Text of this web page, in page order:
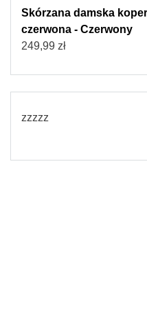
Skórzana damska
czerwona - Czerwony
249,99 zł
zzzzz